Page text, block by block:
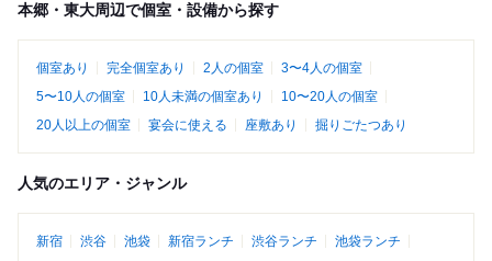
本郷・東大周辺で個室・設備から探す
個室あり 完全個室あり 2人の個室
3〜4人の個室
5〜10人の個室
10人未満の個室あり
10〜20人の個室
20人以上の個室
宴会に使える 座敷あり 掘りごたつあり
人気のエリア・ジャンル
新宿 渋谷 池袋 新宿ランチ 渋谷ランチ
池袋ランチ